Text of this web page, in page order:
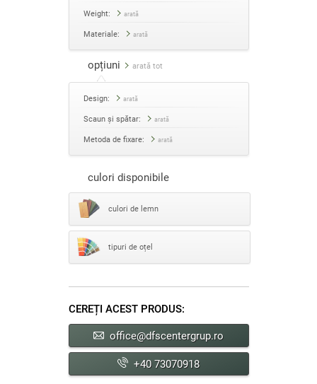
Weight: arată
Materiale: arată
opțiuni arată tot
Design: arată
Scaun și spătar: arată
Metoda de fixare: arată
culori disponibile
culori de lemn
tipuri de oțel
CEREȚI ACEST PRODUS:
office@dfscentergrup.ro
+40 73070918